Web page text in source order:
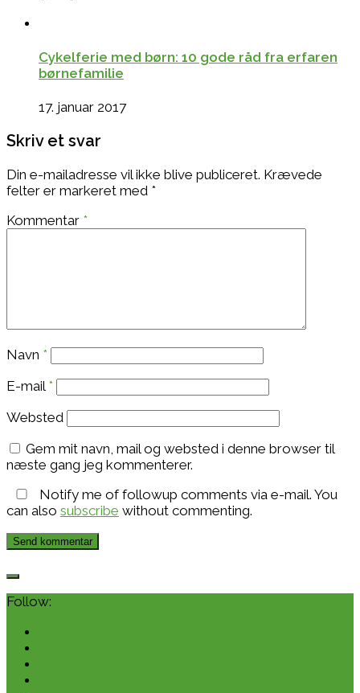
Cykelferie med børn: 10 gode råd fra erfaren
børnefamilie
17. januar 2017
Skriv et svar
Din e-mailadresse vil ikke blive publiceret. Krævede
felter er markeret med *
Kommentar *
Navn *
E-mail *
Websted
Gem mit navn, mail og websted i denne browser til
næste gang jeg kommenterer.
Notify me of followup comments via e-mail. You
can also subscribe without commenting.
Follow: